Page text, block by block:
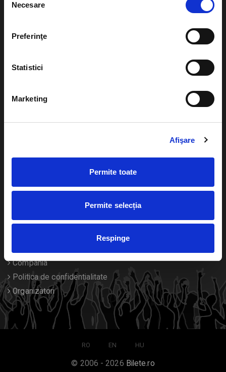
consimțământului
Necesare
Preferinţe
Statistici
Marketing
Afişare
Permite toate
Permite selecția
Respinge
Evenimente
Teatru
festivaluri
Diverse
Despre noi
Contact
Compania
Politica de confidentialitate
Organizatori
RO EN HU
© 2006 - 2026 Bilete.ro